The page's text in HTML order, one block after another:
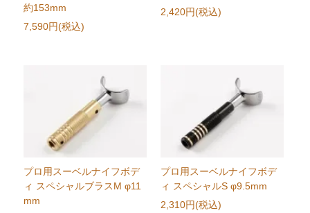
約153mm
7,590円(税込)
2,420円(税込)
プロ用スーベルナイフボデ
ィ スペシャルブラスM φ11
mm
プロ用スーベルナイフボデ
ィ スペシャルS φ9.5mm
2,310円(税込)